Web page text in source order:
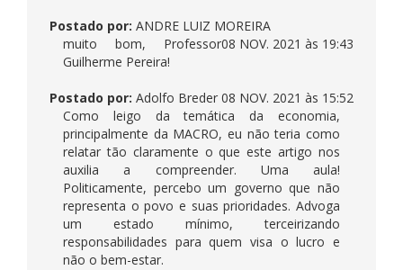
Postado por: ANDRE LUIZ MOREIRA
08 NOV. 2021 às 19:43
muito bom, Professor
Guilherme Pereira!
Postado por: Adolfo Breder 08 NOV. 2021 às 15:52
Como leigo da temática da economia,
principalmente da MACRO, eu não teria como
relatar tão claramente o que este artigo nos
auxilia a compreender. Uma aula!
Politicamente, percebo um governo que não
representa o povo e suas prioridades. Advoga
um estado mínimo, terceirizando
responsabilidades para quem visa o lucro e
não o bem-estar.